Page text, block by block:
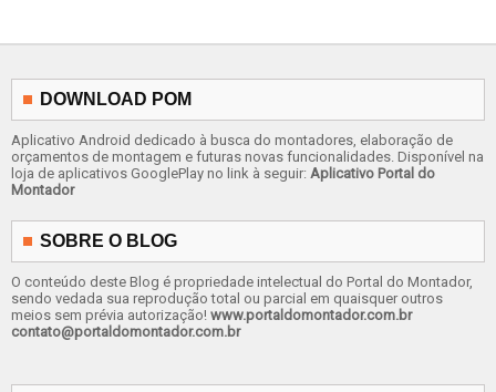
DOWNLOAD POM
Aplicativo Android dedicado à busca do montadores, elaboração de
orçamentos de montagem e futuras novas funcionalidades. Disponível na
loja de aplicativos GooglePlay no link à seguir: Aplicativo Portal do
Montador
SOBRE O BLOG
O conteúdo deste Blog é propriedade intelectual do Portal do Montador,
sendo vedada sua reprodução total ou parcial em quaisquer outros
meios sem prévia autorização! www.portaldomontador.com.br
contato@portaldomontador.com.br